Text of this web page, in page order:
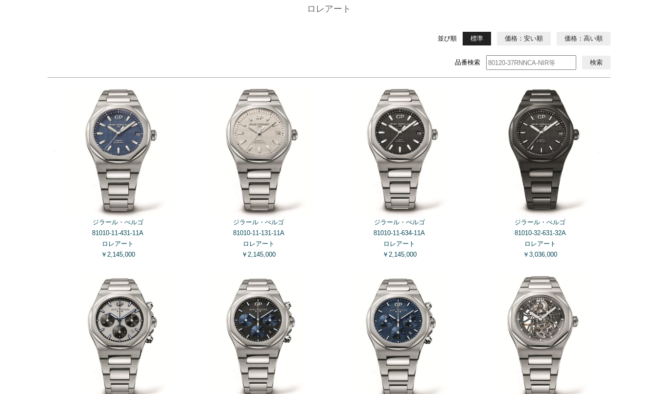
ロレアート
並び順 標準 価格：安い順 価格：高い順
品番検索 検索
ジラール・ぺルゴ
81010-11-431-11A
ロレアート
￥2,145,000
ジラール・ぺルゴ
81010-11-131-11A
ロレアート
￥2,145,000
ジラール・ぺルゴ
81010-11-634-11A
ロレアート
￥2,145,000
ジラール・ぺルゴ
81010-32-631-32A
ロレアート
￥3,036,000